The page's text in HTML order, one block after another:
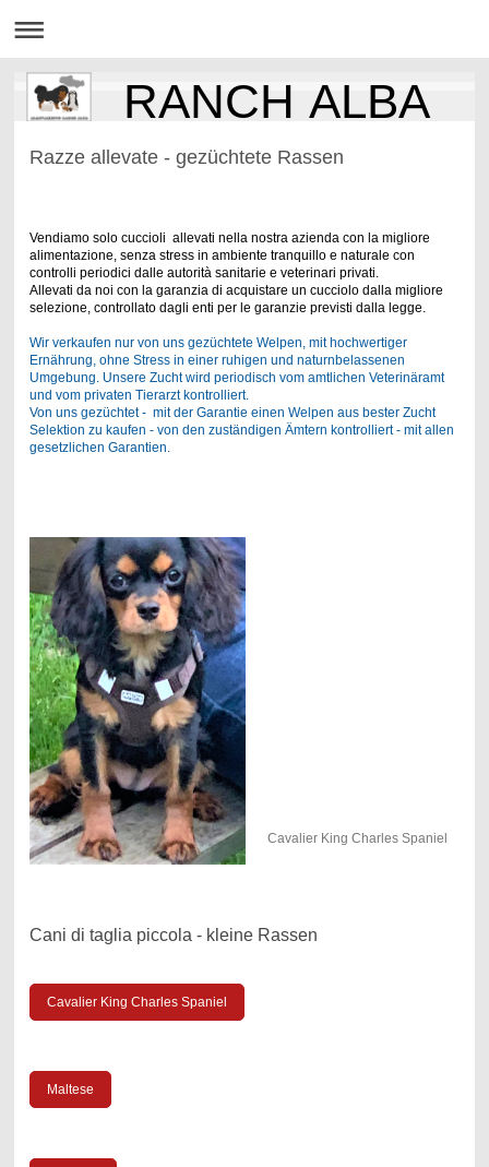
RANCH ALBA
Razze allevate - gezüchtete Rassen
Vendiamo solo cuccioli allevati nella nostra azienda con la migliore
alimentazione, senza stress in ambiente tranquillo e naturale con
controlli periodici dalle autorità sanitarie e veterinari privati.
Allevati da noi con la garanzia di acquistare un cucciolo dalla migliore
selezione, controllato dagli enti per le garanzie previsti dalla legge.
Wir verkaufen nur von uns gezüchtete Welpen, mit hochwertiger
Ernährung, ohne Stress in einer ruhigen und naturnbelassenen
Umgebung. Unsere Zucht wird periodisch vom amtlichen Veterinäramt
und vom privaten Tierarzt kontrolliert.
Von uns gezüchtet - mit der Garantie einen Welpen aus bester Zucht
Selektion zu kaufen - von den zuständigen Ämtern kontrolliert - mit allen
gesetzlichen Garantien.
Cavalier King Charles Spaniel
Cani di taglia piccola - kleine Rassen
Cavalier King Charles Spaniel
Maltese